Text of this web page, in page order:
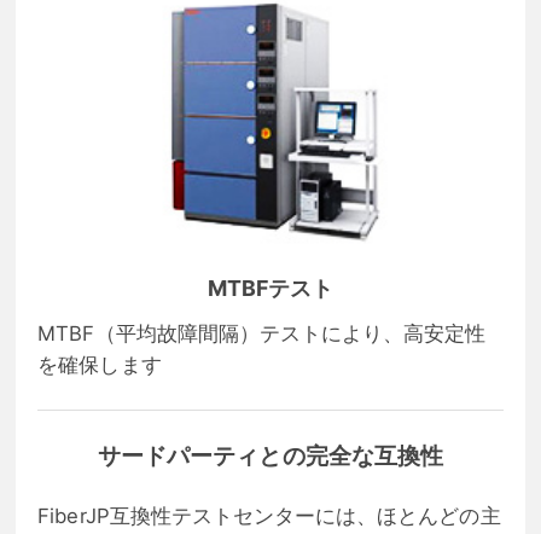
MTBFテスト
MTBF（平均故障間隔）テストにより、高安定性
を確保します
サードパーティとの完全な互換性
FiberJP互換性テストセンターには、ほとんどの主